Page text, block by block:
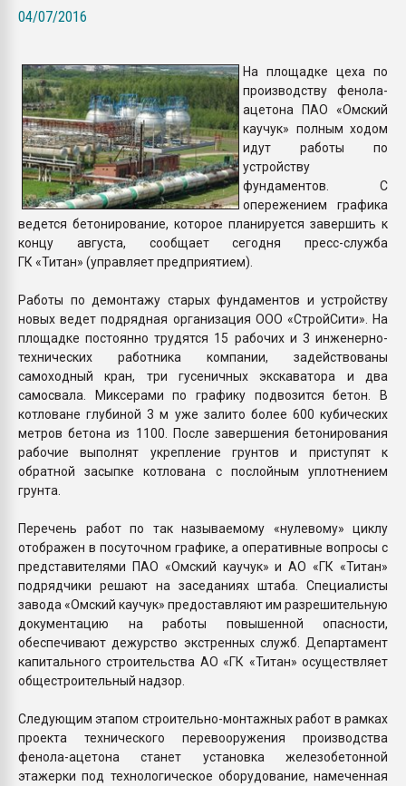
ПЕРЕЙТИ НА
04/07/2016
На площадке цеха по
производству фенола-
ацетона ПАО «Омский
каучук» полным ходом
идут работы по
устройству
фундаментов. С
опережением графика
ведется бетонирование, которое планируется завершить к
концу августа, сообщает сегодня пресс-служба
ГК «Титан» (управляет предприятием).
Работы по демонтажу старых фундаментов и устройству
новых ведет подрядная организация ООО «СтройСити». На
площадке постоянно трудятся 15 рабочих и 3 инженерно-
технических работника компании, задействованы
самоходный кран, три гусеничных экскаватора и два
самосвала. Миксерами по графику подвозится бетон. В
котловане глубиной 3 м уже залито более 600 кубических
метров бетона из 1100. После завершения бетонирования
рабочие выполнят укрепление грунтов и приступят к
обратной засыпке котлована с послойным уплотнением
грунта.
Перечень работ по так называемому «нулевому» циклу
отображен в посуточном графике, а оперативные вопросы с
представителями ПАО «Омский каучук» и АО «ГК «Титан»
подрядчики решают на заседаниях штаба. Специалисты
завода «Омский каучук» предоставляют им разрешительную
документацию на работы повышенной опасности,
обеспечивают дежурство экстренных служб. Департамент
капитального строительства АО «ГК «Титан» осуществляет
общестроительный надзор.
Следующим этапом строительно-монтажных работ в рамках
проекта технического перевооружения производства
фенола-ацетона станет установка железобетонной
этажерки под технологическое оборудование, намеченная